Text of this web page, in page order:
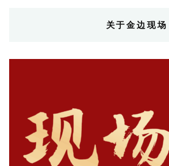
关于金边现场